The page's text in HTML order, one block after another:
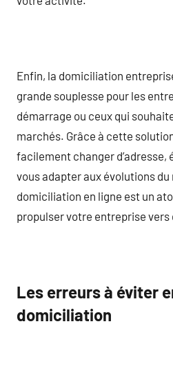
Enfin, la domiciliation
grande souplesse pour les
démarrage ou ceux qui
marchés. Grâce à cette
facilement changer d’adresse,
vous adapter aux évolutions
domiciliation en ligne est un
propulser votre entreprise
Les erreurs à éviter
domiciliation